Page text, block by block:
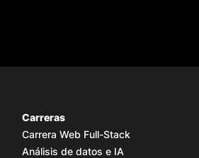
Carreras
Carrera Web Full-Stack
Análisis de datos e IA